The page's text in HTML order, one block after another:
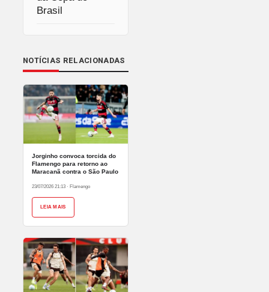
Brasil
NOTÍCIAS RELACIONADAS
Jorginho convoca torcida do
Flamengo para retorno ao
Maracanã contra o São Paulo
23/07/2026 21:13 · Flamengo
LEIA MAIS